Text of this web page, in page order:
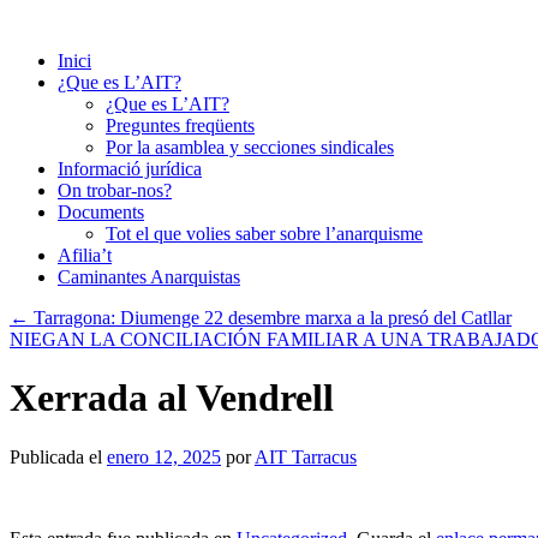
contenido
Inici
¿Que es L’AIT?
¿Que es L’AIT?
Preguntes freqüents
Por la asamblea y secciones sindicales
Informació jurídica
On trobar-nos?
Documents
Tot el que volies saber sobre l’anarquisme
Afilia’t
Caminantes Anarquistas
← Tarragona: Diumenge 22 desembre marxa a la presó del Catllar
NIEGAN LA CONCILIACIÓN FAMILIAR A UNA
Xerrada al Vendrell
Publicada el enero 12, 2025 por AIT Tarracus